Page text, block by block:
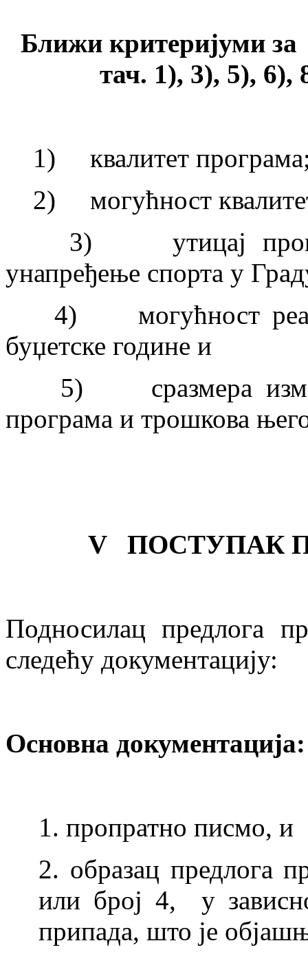
Ближи критеријуми
тач. 1), 3), 5), 6),
1) квалитет
2) могућност
3) утицај
унапређење спорта у
4) могућност
буџетске године и
5) сразмера између
програма и трошкова
V ПОСТУПАК
Подносилац предлога
следећу документацију:
Основна документација:
1. пропратно писмо, и
2. образац предлога
или број 4, у
припада, што је